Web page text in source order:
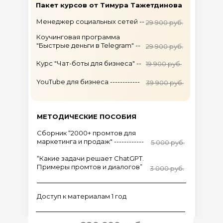
29 900 руб.
29 900 руб.
19 900 руб.
39 900 руб.
Пакет курсов от Тимура Тажетдинова
Менеджер социальных сетей --
Коучинговая программа
"Быстрые деньги в Telegram" --
Курс "Чат-боты для бизнеса" --
YouTube для бизнеса ------------
МЕТОДИЧЕСКИЕ ПОСОБИЯ
Сборник “2000+ промтов для
маркетинга и продаж" ------------
“Какие задачи решает ChatGPT.
Примеры промтов и диалогов”
5 000 руб.
3 000 руб.
Доступ к материалам 1 год
Сборник “2000+ промтов для
маркетинга и продаж"
“Какие задачи решает ChatGPT.
Примеры промтов и диалогов”